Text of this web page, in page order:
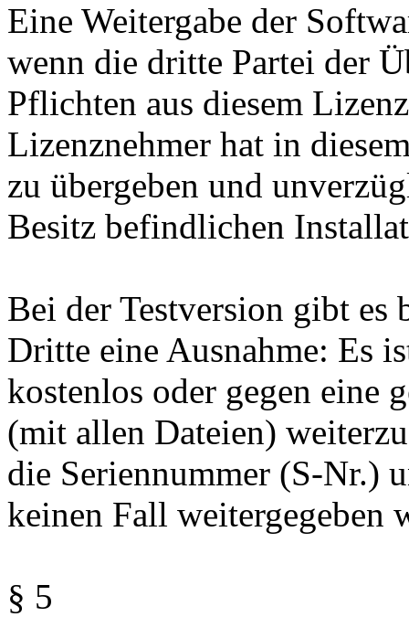
Eine Weitergabe der
wenn die dritte Partei der
Pflichten aus diesem
Lizenznehmer hat in
zu übergeben und
Besitz befindlichen
Bei der Testversion gibt es
Dritte eine Ausnahme: Es
kostenlos oder gegen eine
(mit allen Dateien)
die Seriennummer (S-Nr.)
keinen Fall weitergegeben
§ 5